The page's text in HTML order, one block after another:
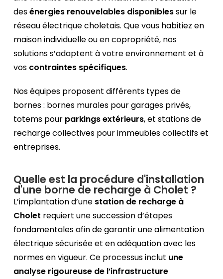
desénergies renouvelables disponiblessur le
réseau électrique choletais. Que vous habitiez en
maison individuelle ou en copropriété, nos
solutions s’adaptent à votre environnement et à
vos contraintes spécifiques.
Nos équipes proposent différents types de
bornes : bornes murales pour garages privés,
totems pour parkings extérieurs, et stations de
recharge collectives pour immeubles collectifs et
entreprises.
Quelle est la procédure d'installation
d'une borne de recharge à Cholet ?
L’implantation d’une station de recharge à
Cholet requiert une succession d’étapes
fondamentales afin de garantir une alimentation
électrique sécurisée et en adéquation avec les
normes en vigueur. Ce processus inclut une
analyse rigoureuse de l’infrastructure